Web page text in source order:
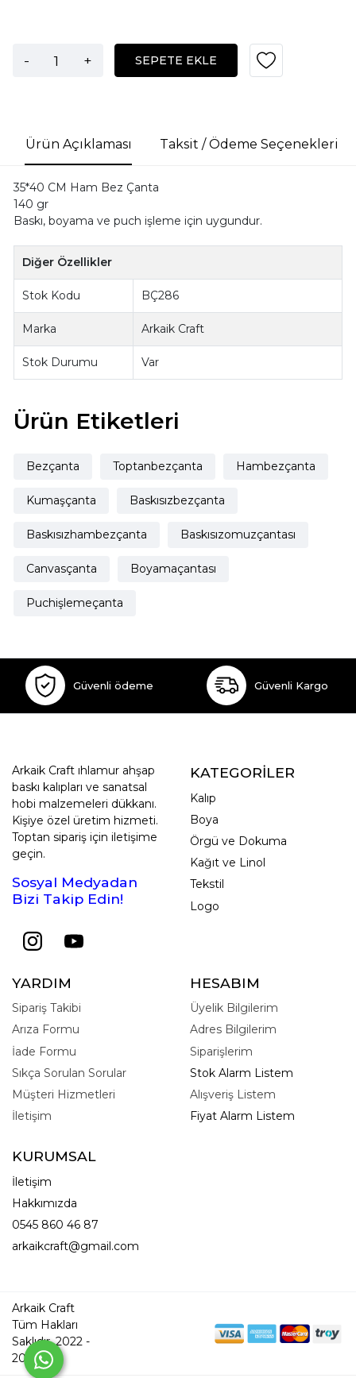
- + SEPETE EKLE
Ürün Açıklaması Taksit / Ödeme Seçenekleri
35*40 CM Ham Bez Çanta
140 gr
Baskı, boyama ve puch işleme için uygundur.
Diğer Özellikler
Stok Kodu BÇ286
Marka Arkaik Craft
Stok Durumu Var
Ürün Etiketleri
Bezçanta Toptanbezçanta Hambezçanta
Kumaşçanta Baskısızbezçanta
Baskısızhambezçanta Baskısızomuzçantası
Canvasçanta Boyamaçantası
Puchişlemeçanta
Güvenli ödeme Güvenli Kargo
Arkaik Craft ıhlamur ahşap
baskı kalıpları ve sanatsal
hobi malzemeleri dükkanı.
Kişiye özel üretim hizmeti.
Toptan sipariş için iletişime
geçin.
Sosyal Medyadan
Bizi Takip Edin!
KATEGORİLER
Kalıp
Boya
Örgü ve Dokuma
Kağıt ve Linol
Tekstil
Logo
YARDIM
Sipariş Takibi
Arıza Formu
İade Formu
Sıkça Sorulan Sorular
Müşteri Hizmetleri
İletişim
HESABIM
Üyelik Bilgilerim
Adres Bilgilerim
Siparişlerim
Stok Alarm Listem
Alışveriş Listem
Fiyat Alarm Listem
KURUMSAL
İletişim
Hakkımızda
0545 860 46 87
arkaikcraft@gmail.com
Arkaik Craft
Tüm Hakları
Saklıdır. 2022 -
2026